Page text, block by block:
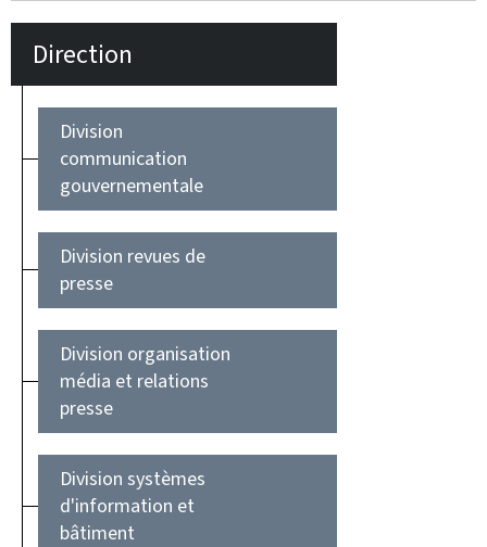
Direction
Division
communication
gouvernementale
Division revues de
presse
Division organisation
média et relations
presse
Division systèmes
d'information et
bâtiment